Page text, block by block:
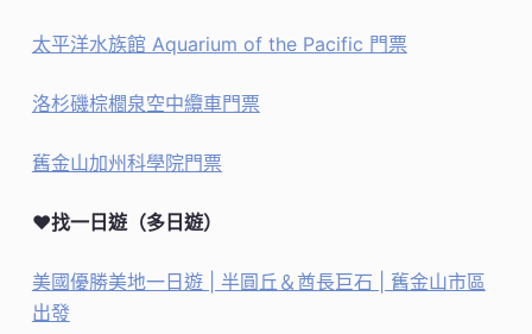
太平洋水族館 Aquarium of the Pacific 門票
洛杉磯棕櫚泉空中纜車門票
舊金山加州科學院門票
♥找一日遊（多日遊）
美國優勝美地一日遊 | 半圓丘＆酋長巨石 | 舊金山市區
出發